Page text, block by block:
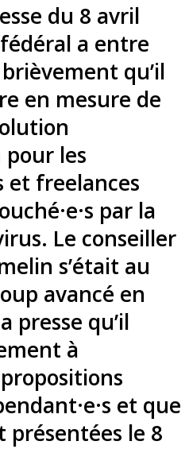
du 8 avril
a entre
qu’il
en mesure de
pour les
et freelances
par la
Le conseiller
s’était au
avancé en
presse qu’il
à
et que
présentées le 8